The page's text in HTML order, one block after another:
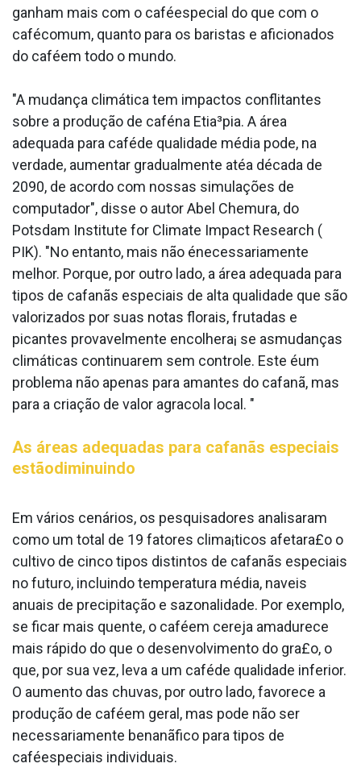
ganham mais com o caféespecial do que com o
cafécomum, quanto para os baristas e aficionados
do caféem todo o mundo.
"A mudança climática tem impactos conflitantes
sobre a produção de caféna Etia³pia. A área
adequada para caféde qualidade média pode, na
verdade, aumentar gradualmente atéa década de
2090, de acordo com nossas simulações de
computador", disse o autor Abel Chemura, do
Potsdam Institute for Climate Impact Research (
PIK). "No entanto, mais não énecessariamente
melhor. Porque, por outro lado, a área adequada para
tipos de cafanãs especiais de alta qualidade que são
valorizados por suas notas florais, frutadas e
picantes provavelmente encolhera¡ se asmudanças
climáticas continuarem sem controle. Este éum
problema não apenas para amantes do cafanã, mas
para a criação de valor agra­cola local. "
As áreas adequadas para cafanãs especiais
estãodiminuindo
Em vários cenários, os pesquisadores analisaram
como um total de 19 fatores clima¡ticos afetara£o o
cultivo de cinco tipos distintos de cafanãs especiais
no futuro, incluindo temperatura média, na­veis
anuais de precipitação e sazonalidade. Por exemplo,
se ficar mais quente, o caféem cereja amadurece
mais rápido do que o desenvolvimento do gra£o, o
que, por sua vez, leva a um caféde qualidade inferior.
O aumento das chuvas, por outro lado, favorece a
produção de caféem geral, mas pode não ser
necessariamente benanãfico para tipos de
caféespeciais individuais.